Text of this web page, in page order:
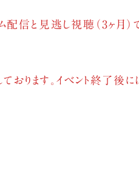
信と見逃し視聴（3ヶ月）
ております。イベント終了